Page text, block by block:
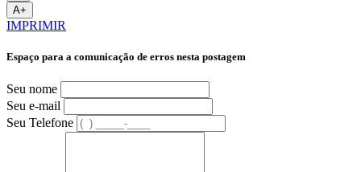
A+
IMPRIMIR
Espaço para a comunicação de erros nesta postagem
Seu nome
Seu e-mail
Seu Telefone